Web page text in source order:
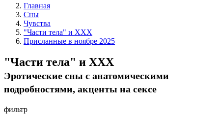
Главная
Сны
Чувства
"Части тела" и XXX
Присланные в ноябре 2025
"Части тела" и XXX
Эротические сны c анатомическими
подробностями, акценты на сексе
фильтр